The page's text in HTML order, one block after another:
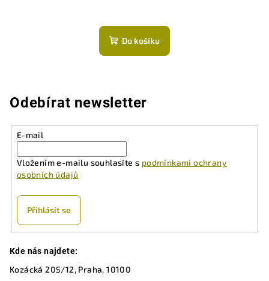
hodnocení
produktu
hvězdiček.
Do košíku
Odebírat newsletter
E-mail
Vložením e-mailu souhlasíte s podmínkami ochrany
osobních údajů
Přihlásit se
Kde nás najdete:
Kozácká 205/12, Praha, 10100